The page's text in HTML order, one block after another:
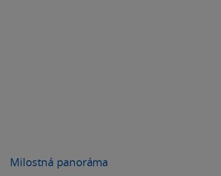
Milostná panoráma